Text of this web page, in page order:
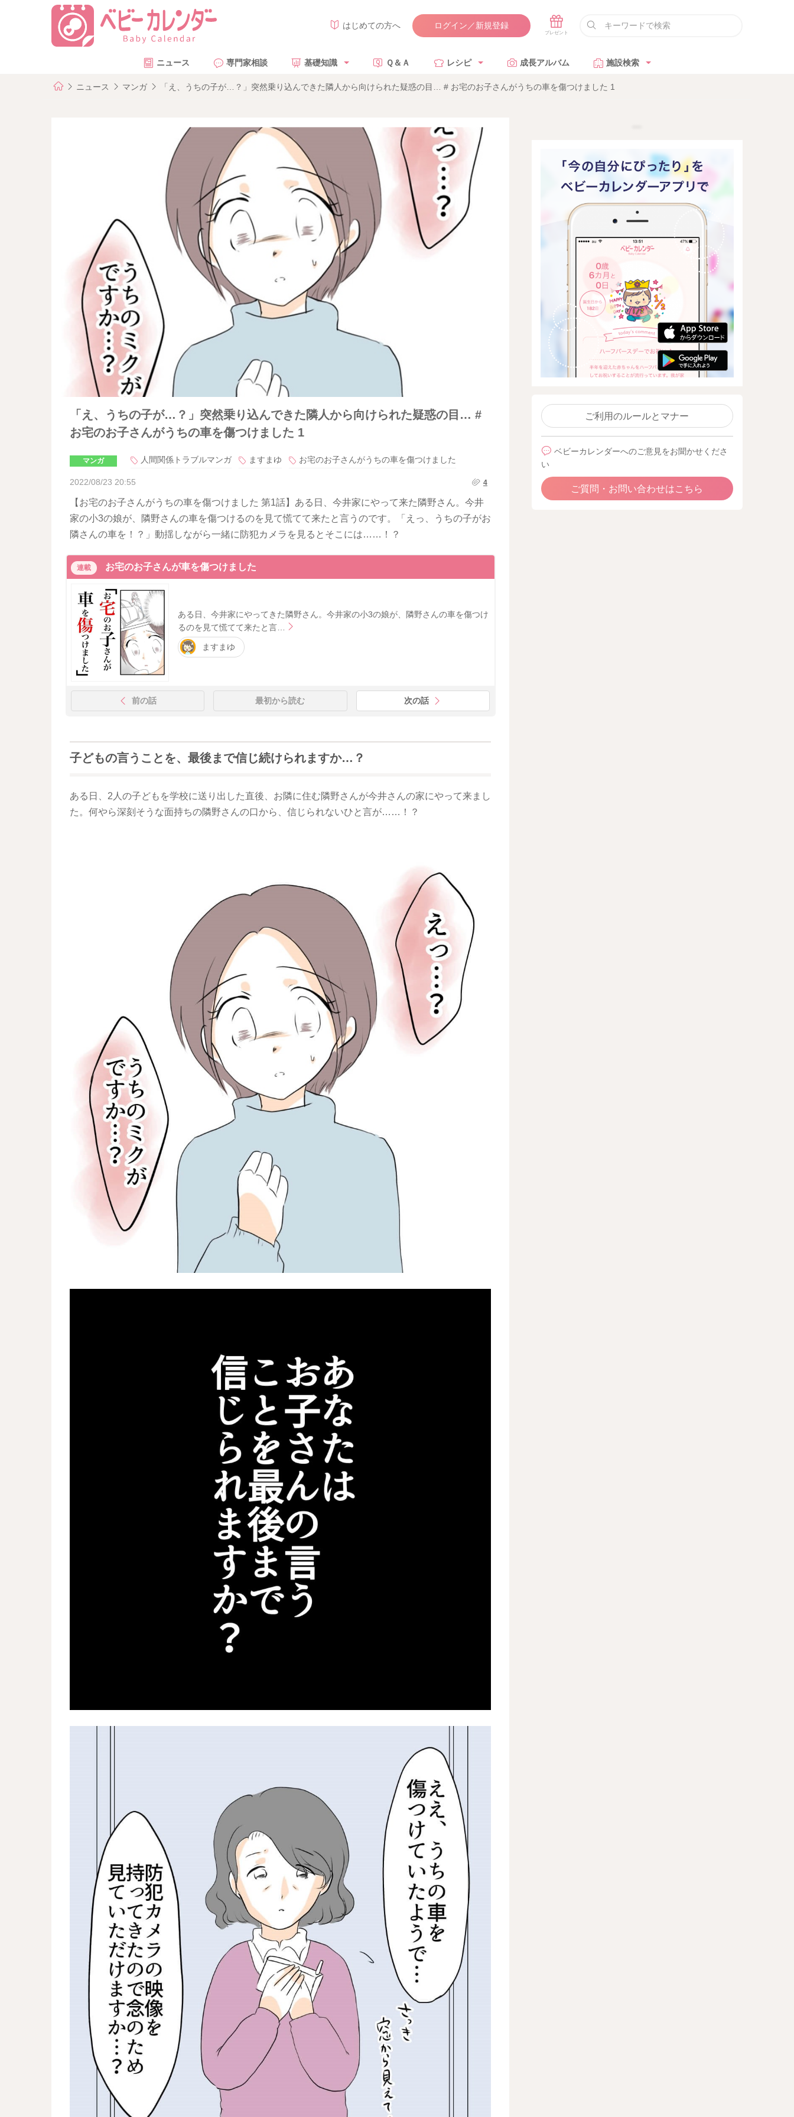
はじめての方へ ログイン／新規登録
ニュース 専門家相談 基礎知識 Ｑ＆Ａ レシピ 成長アルバム 施設検索
ニュース マンガ 「え、うちの子が…？」突然乗り込んできた隣人から向けられた疑惑の目… # お宅のお子さんがうちの車を傷つけました 1
「え、うちの子が…？」突然乗り込んできた隣人から向けられた疑惑の目… #
お宅のお子さんがうちの車を傷つけました 1
マンガ 人間関係トラブルマンガ ますまゆ お宅のお子さんがうちの車を傷つけました
2022/08/23 20:55 4
【お宅のお子さんがうちの車を傷つけました 第1話】ある日、今井家にやって来た隣野さん。今井
家の小3の娘が、隣野さんの車を傷つけるのを見て慌てて来たと言うのです。「えっ、うちの子がお
隣さんの車を！？」動揺しながら一緒に防犯カメラを見るとそこには……！？
連載 お宅のお子さんが車を傷つけました
ある日、今井家にやってきた隣野さん。今井家の小3の娘が、隣野さんの車を傷つけ
るのを見て慌てて来たと言…
ますまゆ
前の話 最初から読む 次の話
子どもの言うことを、最後まで信じ続けられますか…？
ある日、2人の子どもを学校に送り出した直後、お隣に住む隣野さんが今井さんの家にやって来まし
た。何やら深刻そうな面持ちの隣野さんの口から、信じられないひと言が……！？
ご利用のルールとマナー
ベビーカレンダーへのご意見をお聞かせくださ
い
ご質問・お問い合わせはこちら